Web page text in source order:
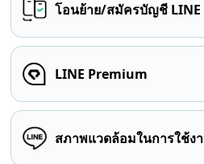
โอนย้าย/สมัครบัญชี LINE
LINE Premium
สภาพแวดล้อมในการใช้ง